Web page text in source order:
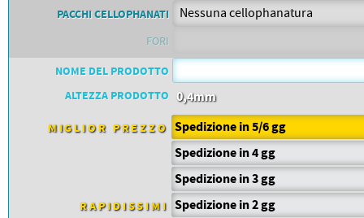
DORSALI TARGHE
NUMERI DA GARA MTB
PACCHI CELLOPHANATI
FORI
NOME DEL PRODOTTO
ALTEZZA PRODOTTO 0,4mm
MIGLIOR PREZZO Spedizione in 5/6 gg
Spedizione in 4 gg
Spedizione in 3 gg
RAPIDISSIMI Spedizione in 2 gg